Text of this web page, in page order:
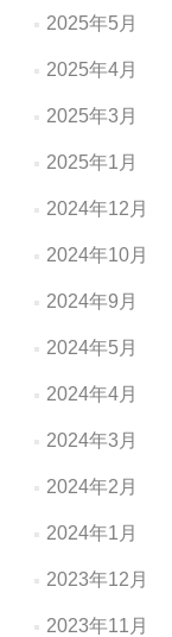
2025年5月
2025年4月
2025年3月
2025年1月
2024年12月
2024年10月
2024年9月
2024年5月
2024年4月
2024年3月
2024年2月
2024年1月
2023年12月
2023年11月